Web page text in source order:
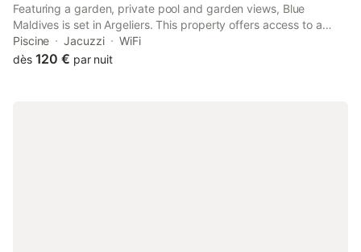
Featuring a garden, private pool and garden views, Blue
Maldives is set in Argeliers. This property offers access to a
terrace, free private parking and free WiFi. The property is non-
smoking and is situated 26 km from Fonserannes Lock.
Piscine Jacuzzi
WiFi
dès 120 € par nuit